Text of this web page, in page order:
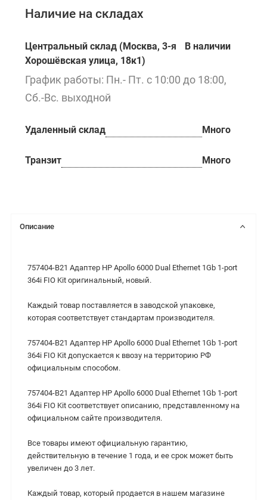
Наличие на складах
Центральный склад (Москва, 3-я
Хорошёвская улица, 18к1)
В наличии
График работы: Пн.- Пт. с 10:00 до 18:00,
Сб.-Вс. выходной
Удаленный склад Много
Транзит Много
Описание
757404-B21 Адаптер HP Apollo 6000 Dual Ethernet 1Gb 1-port
364i FIO Kit оригинальный, новый.
Каждый товар поставляется в заводской упаковке,
которая соответствует стандартам производителя.
757404-B21 Адаптер HP Apollo 6000 Dual Ethernet 1Gb 1-port
364i FIO Kit допускается к ввозу на территорию РФ
официальным способом.
757404-B21 Адаптер HP Apollo 6000 Dual Ethernet 1Gb 1-port
364i FIO Kit соответствует описанию, представленному на
официальном сайте производителя.
Все товары имеют официальную гарантию,
действительную в течение 1 года, и ее срок может быть
увеличен до 3 лет.
Каждый товар, который продается в нашем магазине